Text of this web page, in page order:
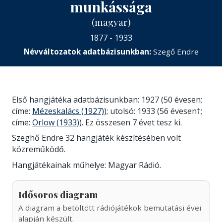
munkássága
(magyar)
1877 - 1933
Névváltozatok adatbázisunkban: Szegő Endre
Első hangjátéka adatbázisunkban: 1927 (50 évesen;
címe: Mézeskalács (1927)); utolsó: 1933 (56 évesen†;
címe: Orlow (1933)). Ez összesen 7 évet tesz ki.
Szeghő Endre 32 hangjáték készítésében volt
közreműködő.
Hangjátékainak műhelye: Magyar Rádió.
Idősoros diagram
A diagram a betöltött rádiójátékok bemutatási évei
alapján készült.